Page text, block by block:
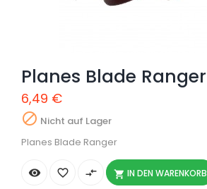
Planes Blade Ranger
6,49 €
 Nicht auf Lager
Planes Blade Ranger
  compare_arrows  IN DEN WARENKORB